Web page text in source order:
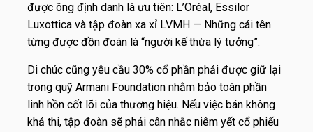
được ông định danh là ưu tiên: L’Oréal, Essilor
Luxottica và tập đoàn xa xỉ LVMH — Những cái tên
từng được đồn đoán là “người kế thừa lý tưởng”.
Di chúc cũng yêu cầu 30% cổ phần phải được giữ lại
trong quỹ Armani Foundation nhằm bảo toàn phần
linh hồn cốt lõi của thương hiệu. Nếu việc bán không
khả thi, tập đoàn sẽ phải cân nhắc niêm yết cổ phiếu